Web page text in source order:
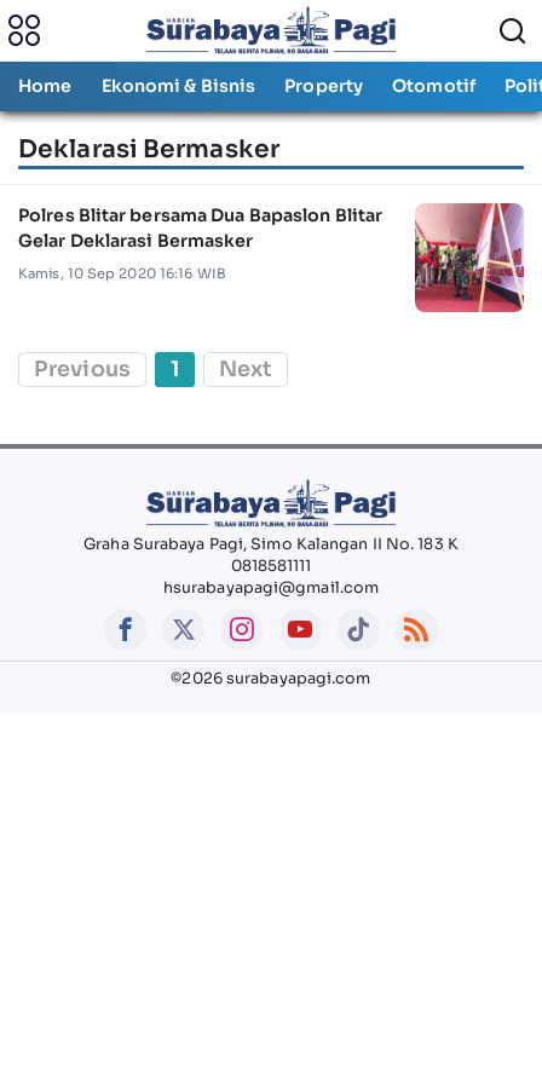
Home Ekonomi & Bisnis Property Otomotif
Deklarasi Bermasker
Polres Blitar bersama Dua Bapaslon Blitar
Gelar Deklarasi Bermasker
Kamis, 10 Sep 2020 16:16 WIB
Previous 1 Next
Graha Surabaya Pagi, Simo Kalangan II No. 183 K
0818581111
hsurabayapagi@gmail.com
©2026 surabayapagi.com